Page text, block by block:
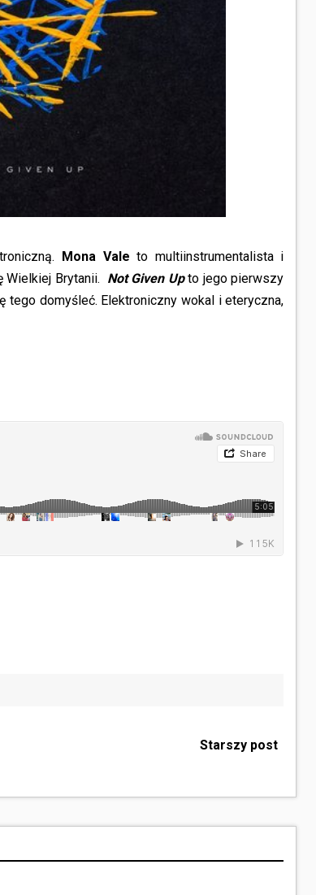
Mona Vale to multiinstrumentalista i
Wielkiej Brytanii. Not Given Upto jego pierwszy
tego domyśleć. Elektroniczny wokal i eteryczna,
Starszy post